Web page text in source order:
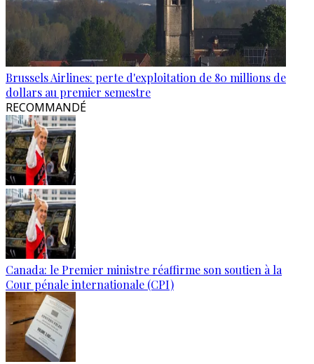
Brussels Airlines: perte d'exploitation de 80 millions de
dollars au premier semestre
RECOMMANDÉ
Canada: le Premier ministre réaffirme son soutien à la
Cour pénale internationale (CPI)